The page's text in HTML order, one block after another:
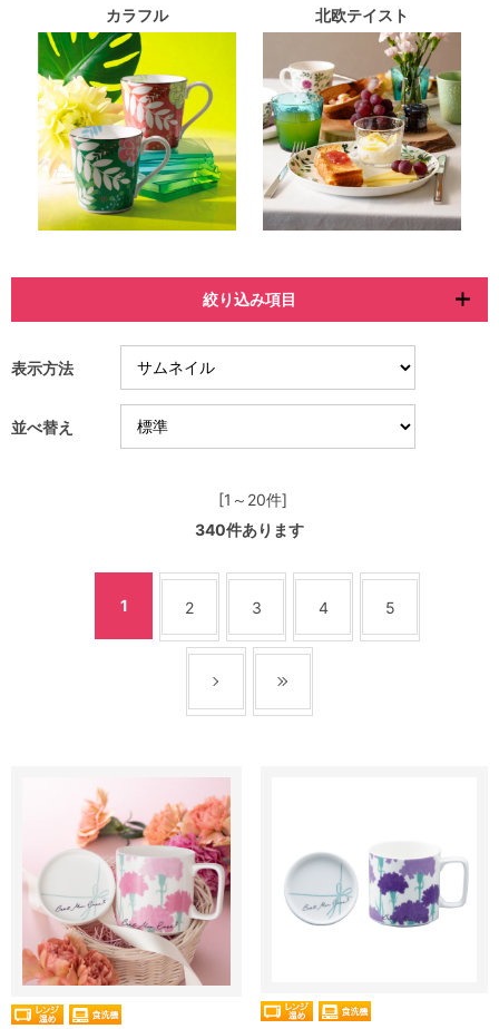
カラフル 北欧テイスト
絞り込み項目
表示方法
並べ替え
[1～20件]
340件あります
1 2 3 4 5